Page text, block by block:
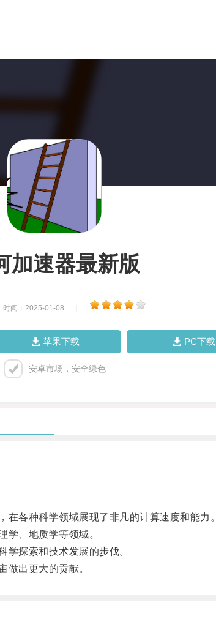
加速器最新版
时间：2025-01-08
苹果下载 PC下载
安卓市场，安全绿色
各种科学领域展现了非凡的计算速度和能力。
、地质学等领域。
探索和技术发展的步伐。
出更大的贡献。